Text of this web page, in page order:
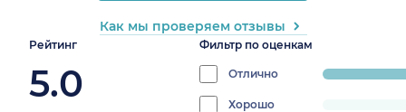
Рейтинг
5.0
Фильтр по оценкам
Отлично
progress:
Хорошо
Как мы проверяем отзывы